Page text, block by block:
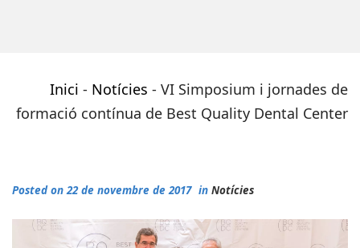
Inici - Notícies - VI Simposium i jornades de
formació contínua de Best Quality Dental Center
Posted on 22 de novembre de 2017 in Notícies